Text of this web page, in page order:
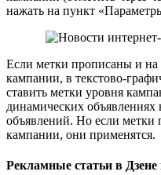
нажать на пункт
Если метки прописаны и на
кампании, в текстово-
ставить метки уровня
динамических объявлениях
объявлений. Но если метки
кампании, они применятся.
Рекламные статьи в